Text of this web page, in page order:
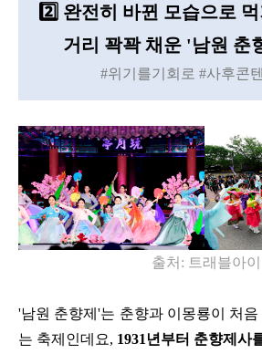
2️⃣ 완전히 바뀐 모습으로 먹
거리 꽉꽉 채운 '남원 춘
#위기를기회로 #사후콘
출처 : 트래블아이
'남원 춘향제'는 춘향과 이몽룡이 처음
는 축제인데요, 1931 년부터 춘향제사